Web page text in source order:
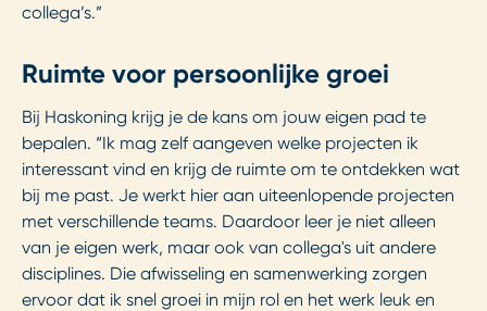
collega’s.”
Ruimte voor persoonlijke groei
Bij Haskoning krijg je de kans om jouw eigen pad te
bepalen. “Ik mag zelf aangeven welke projecten ik
interessant vind en krijg de ruimte om te ontdekken wat
bij me past. Je werkt hier aan uiteenlopende projecten
met verschillende teams. Daardoor leer je niet alleen
van je eigen werk, maar ook van collega's uit andere
disciplines. Die afwisseling en samenwerking zorgen
ervoor dat ik snel groei in mijn rol en het werk leuk en